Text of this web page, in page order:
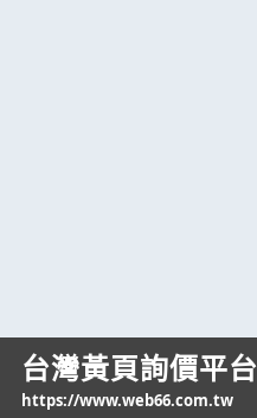
台灣黃頁詢價平台
https://www.web66.com.tw